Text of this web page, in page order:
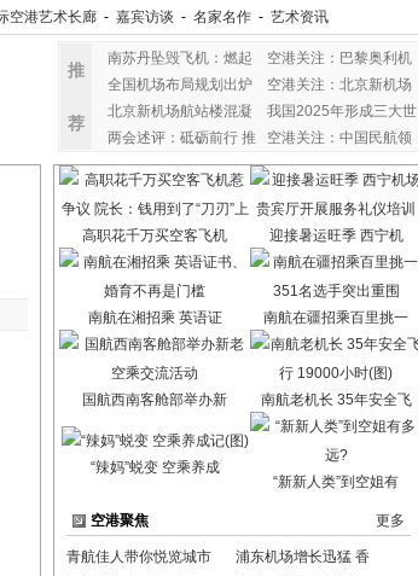
空港艺术长廊 - 嘉宾访谈 - 名家名作 - 艺术资讯
推
荐
南苏丹坠毁飞机：燃起
空港关注：巴黎奥利机
全国机场布局规划出炉
空港关注：北京新机场
北京新机场航站楼混凝
我国2025年形成三大世
两会述评：砥砺前行 推
空港关注：中国民航领
高职花千万买空客飞机 迎接暑运旺季 西宁机
南航在湘招乘 英语证 南航在疆招乘百里挑一
国航西南客舱部举办新 南航老机长 35年安全飞
“辣妈”蜕变 空乘养成
“新新人类”到空姐有
空港聚焦 更多
青航佳人带你悦览城市
浦东机场增长迅猛 香